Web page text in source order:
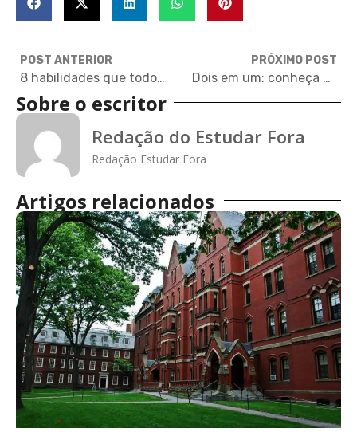
POST ANTERIOR
8 habilidades que todo jovem de 18 anos deveria ter, segundo ex-reitora de Stanford
PRÓXIMO POST
Dois em um: conheça os mestrados interdisciplinares
Sobre o escritor
Redação do Estudar Fora
Redação Estudar Fora
Artigos relacionados